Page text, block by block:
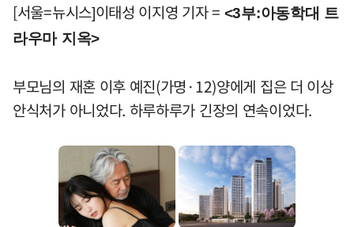
[서울=뉴시스]이태성 이지영 기자 = <3부:아동학대 트
라우마 지옥>
부모님의 재혼 이후 예진(가명·12)양에게 집은 더 이상
안식처가 아니었다. 하루하루가 긴장의 연속이었다.